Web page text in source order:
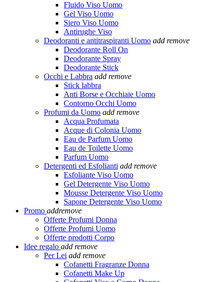
Fluido Viso Uomo
Gel Viso Uomo
Siero Viso Uomo
Antirughe Viso
Deodoranti e antitraspiranti Uomo add remove
Deodorante Roll On
Deodorante Spray
Deodorante Stick
Occhi e Labbra add remove
Stick labbra
Anti Borse e Occhiaie Uomo
Contorno Occhi Uomo
Profumi da Uomo add remove
Acqua Profumata
Acque di Colonia Uomo
Eau de Parfum Uomo
Eau de Toilette Uomo
Parfum Uomo
Detergenti ed Esfolianti add remove
Esfoliante Viso Uomo
Gel Detergente Viso Uomo
Mousse Detergente Viso Uomo
Sapone Detergente Viso Uomo
Promo addremove
Offerte Profumi Donna
Offerte Profumi Uomo
Offerte prodotti Corpo
Idee regalo add remove
Per Lei add remove
Cofanetti Fragranze Donna
Cofanetti Make Up